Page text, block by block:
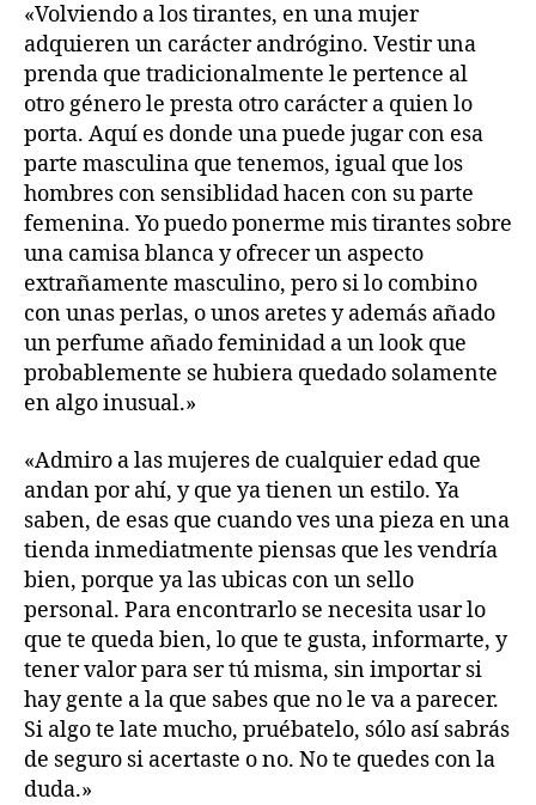
«Volviendo a los tirantes, en una mujer
adquieren un carácter andrógino. Vestir una
prenda que tradicionalmente le pertence al
otro género le presta otro carácter a quien lo
porta. Aquí es donde una puede jugar con esa
parte masculina que tenemos, igual que los
hombres con sensiblidad hacen con su parte
femenina. Yo puedo ponerme mis tirantes sobre
una camisa blanca y ofrecer un aspecto
extrañamente masculino, pero si lo combino
con unas perlas, o unos aretes y además añado
un perfume añado feminidad a un look que
probablemente se hubiera quedado solamente
en algo inusual.»
«Admiro a las mujeres de cualquier edad que
andan por ahí, y que ya tienen un estilo. Ya
saben, de esas que cuando ves una pieza en una
tienda inmediatmente piensas que les vendría
bien, porque ya las ubicas con un sello
personal. Para encontrarlo se necesita usar lo
que te queda bien, lo que te gusta, informarte, y
tener valor para ser tú misma, sin importar si
hay gente a la que sabes que no le va a parecer.
Si algo te late mucho, pruébatelo, sólo así sabrás
de seguro si acertaste o no. No te quedes con la
duda.»